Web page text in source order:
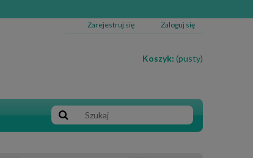
Zarejestruj się Zaloguj się
Koszyk: (pusty)